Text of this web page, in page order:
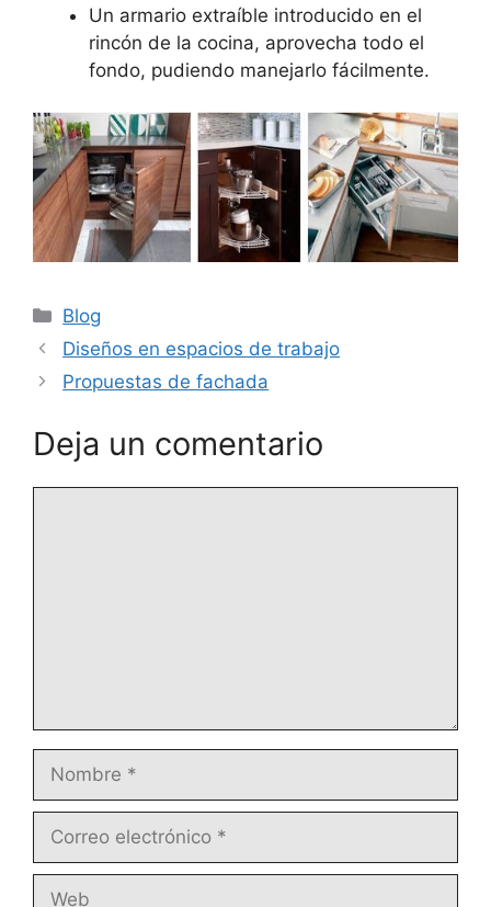
Un armario extraíble introducido en el
rincón de la cocina, aprovecha todo el
fondo, pudiendo manejarlo fácilmente.
Categorías
Blog
Diseños en espacios de trabajo
Propuestas de fachada
Deja un comentario
Nombre
Correo
Web